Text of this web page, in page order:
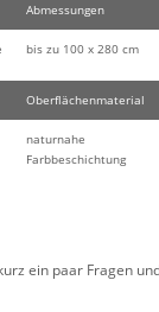
Abmessungen
bis zu 100 x 280 cm
Oberflächenmaterial
naturnahe
Farbbeschichtung
ein paar Fragen